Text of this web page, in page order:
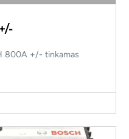
800A +/- tinkamas